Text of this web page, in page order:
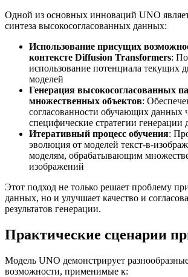
Одной из основных инноваций UNO
синтеза высокосогласованных данных:
Использование присущих
контексте Diffusion Transformers:
использование потенциала текущих
моделей
Генерация высокосогласованных
множественных объектов:
согласованности обучающих данных
специфические стратегии генерации
Итеративный процесс обучения:
эволюция от моделей текст-в-
моделям, обрабатывающим
изображений
Этот подход не только решает проблему
данных, но и улучшает качество и
результатов генерации.
Практические сценарии
Модель UNO демонстрирует
возможности, применимые к: